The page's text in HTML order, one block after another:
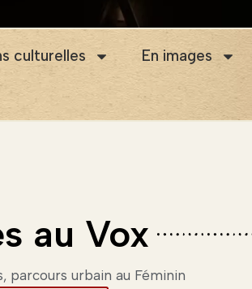
culturelles En images
au Vox
parcours urbain au Féminin